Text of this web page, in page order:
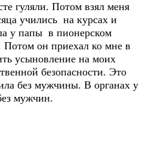
гуляли. Потом взял меня
учились на курсах и
у папы в пионерском
Потом он приехал ко мне в
усыновление на моих
безопасности. Это
без мужчины. В органах у
мужчин.